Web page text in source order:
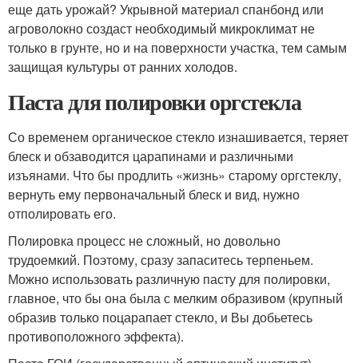
еще дать урожай? Укрывной материал спанбонд или
агроволокно создаст необходимый микроклимат не
только в грунте, но и на поверхности участка, тем самым
защищая культуры от ранних холодов.
Паста для полировки оргстекла
Со временем органическое стекло изнашивается, теряет
блеск и обзаводится царапинами и различными
изъянами. Что бы продлить «жизнь» старому оргстеклу,
вернуть ему первоначальный блеск и вид, нужно
отполировать его.
Полировка процесс не сложный, но довольно
трудоемкий. Поэтому, сразу запаситесь терпеньем.
Можно использовать различную пасту для полировки,
главное, что бы она была с мелким образивом (крупный
образив только поцарапает стекло, и Вы добьетесь
противоположного эффекта).